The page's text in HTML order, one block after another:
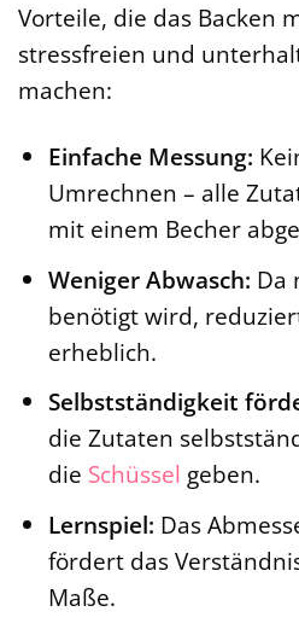
Vorteile, die das Backen
stressfreien und
machen:
Einfache Messung:
Umrechnen – alle
mit einem Becher
Weniger Abwasch: Da
benötigt wird,
erheblich.
Selbstständigkeit
die Zutaten
die Schüssel geben.
Lernspiel: Das
fördert das
Maße.